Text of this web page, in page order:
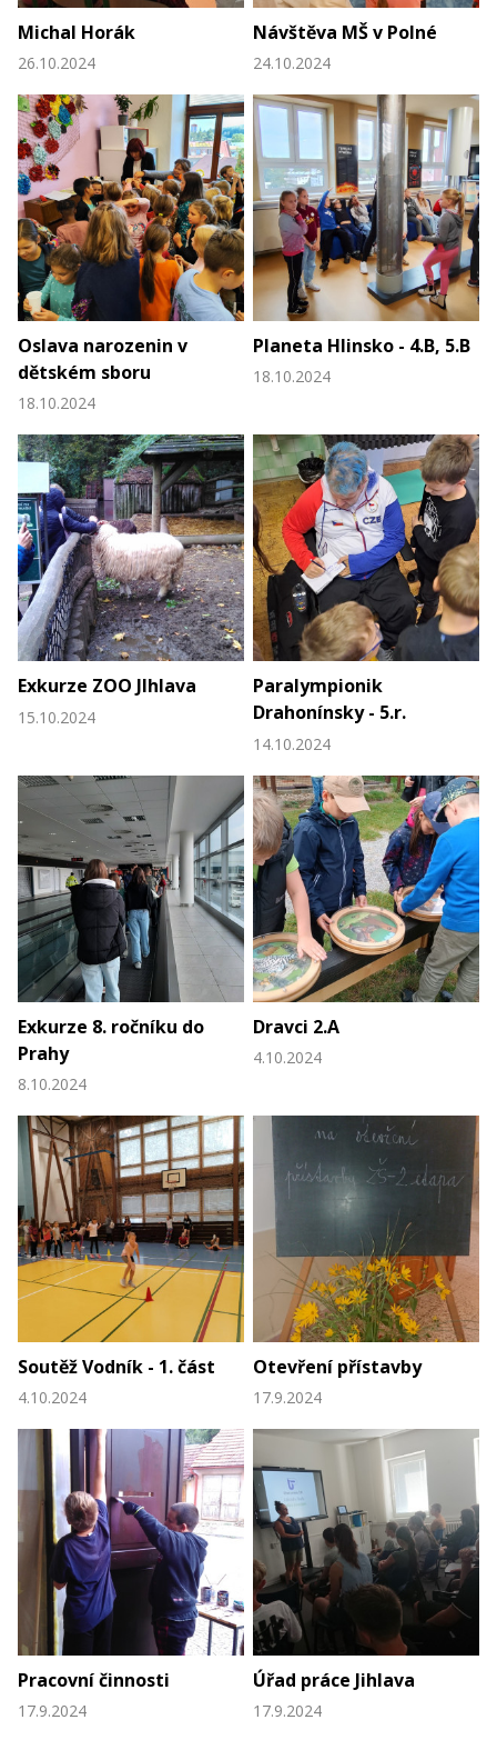
Michal Horák
26.10.2024
Návštěva MŠ v Polné
24.10.2024
Oslava narozenin v
dětském sboru
18.10.2024
Planeta Hlinsko - 4.B, 5.B
18.10.2024
Exkurze ZOO JIhlava
15.10.2024
Paralympionik
Drahonínsky - 5.r.
14.10.2024
Exkurze 8. ročníku do
Prahy
8.10.2024
Dravci 2.A
4.10.2024
Soutěž Vodník - 1. část
4.10.2024
Otevření přístavby
17.9.2024
Pracovní činnosti
17.9.2024
Úřad práce Jihlava
17.9.2024